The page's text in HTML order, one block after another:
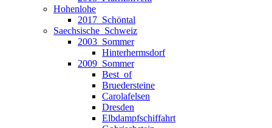
Hohenlohe
2017_Schöntal
Saechsische_Schweiz
2003_Sommer
Hinterhermsdorf
2009_Sommer
Best_of
Bruedersteine
Carolafelsen
Dresden
Elbdampfschiffahrt